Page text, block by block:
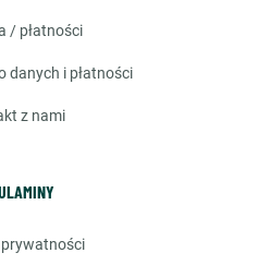
/ płatności
danych i płatności
z nami
prywatności